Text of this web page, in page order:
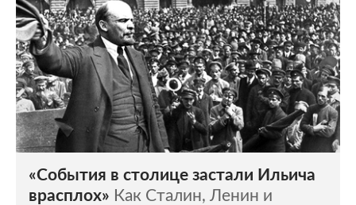
«События в столице застали Ильича
врасплох» Как Сталин, Ленин и